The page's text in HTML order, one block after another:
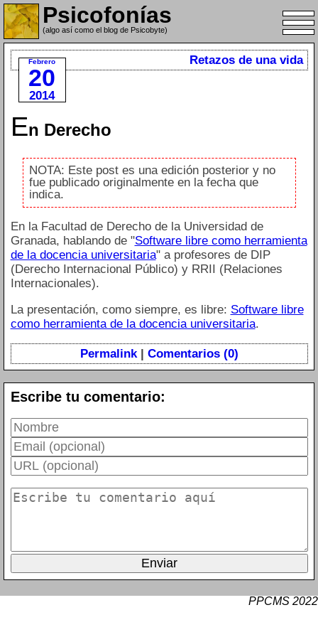
Psicofonías
(algo así como el blog de Psicobyte)
Febrero
20
2014
Retazos de una vida
En Derecho
NOTA: Este post es una edición posterior y no
fue publicado originalmente en la fecha que
indica.
En la Facultad de Derecho de la Universidad de
Granada, hablando de "Software libre como herramienta
de la docencia universitaria" a profesores de DIP
(Derecho Internacional Público) y RRII (Relaciones
Internacionales).
La presentación, como siempre, es libre: Software libre
como herramienta de la docencia universitaria.
Permalink| Comentarios (0)
Escribe tu comentario:
PPCMS 2022